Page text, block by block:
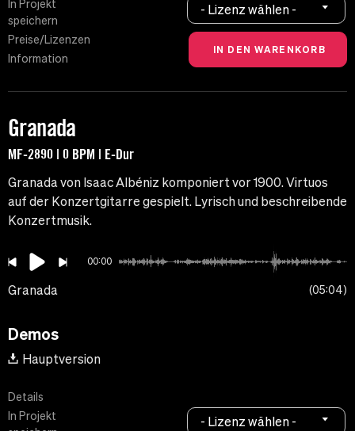
In Projekt
speichern
Preise/Lizenzen
Information
- Lizenz wählen -
Granada
MF-2890 | 0 BPM | E-Dur
Granada von Isaac Albéniz komponiert vor 1900. Virtuos
auf der Konzertgitarre gespielt. Lyrisch und beschreibende
Konzertmusik.
00:00
Granada 05:04
Demos
Hauptversion
Details
In Projekt
- Lizenz wählen -